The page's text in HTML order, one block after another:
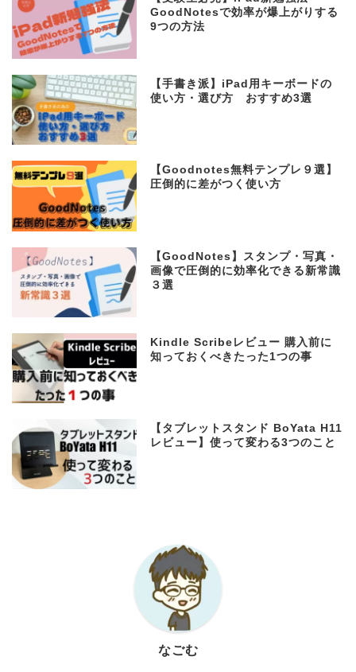
GoodNotesで効率が爆上がりする
9つの方法
【手書き派】iPad用キーボードの
使い方・選び方 おすすめ3選
【Goodnotes無料テンプレ９選】
圧倒的に差がつく使い方
【GoodNotes】スタンプ・写真・
画像で圧倒的に効率化できる新常識
３選
Kindle Scribeレビュー 購入前に
知っておくべきたった1つの事
【タブレットスタンド BoYata H11
レビュー】使って変わる3つのこと
なごむ